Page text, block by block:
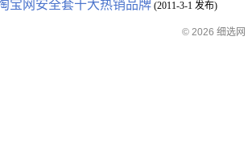
宝网安全套十大热销品牌 (2011-3-1 发布)
© 2026 细选